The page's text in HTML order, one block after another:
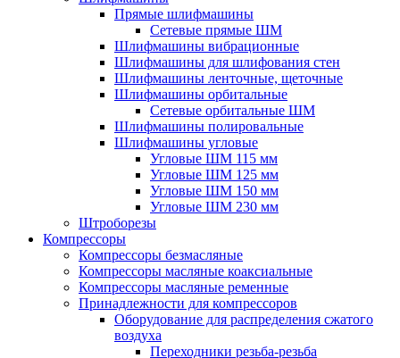
Прямые шлифмашины
Сетевые прямые ШМ
Шлифмашины вибрационные
Шлифмашины для шлифования стен
Шлифмашины ленточные, щеточные
Шлифмашины орбитальные
Сетевые орбитальные ШМ
Шлифмашины полировальные
Шлифмашины угловые
Угловые ШМ 115 мм
Угловые ШМ 125 мм
Угловые ШМ 150 мм
Угловые ШМ 230 мм
Штроборезы
Компрессоры
Компрессоры безмасляные
Компрессоры масляные коаксиальные
Компрессоры масляные ременные
Принадлежности для компрессоров
Оборудование для распределения сжатого
воздуха
Переходники резьба-резьба